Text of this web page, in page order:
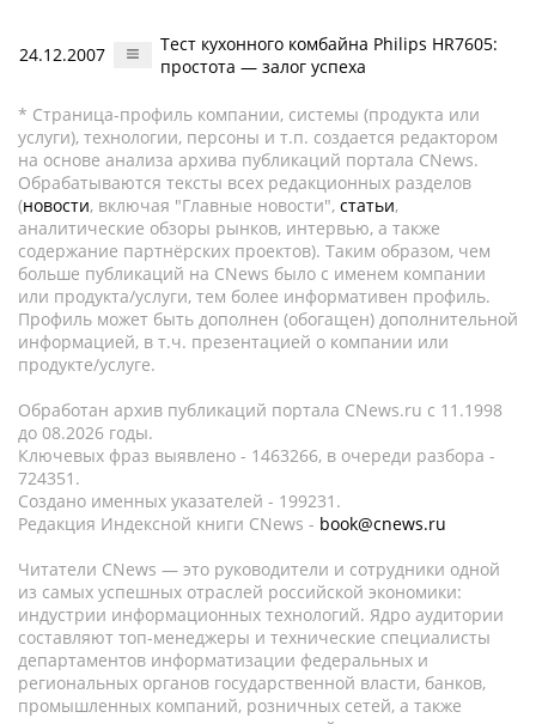
24.12.2007
Тест кухонного комбайна Philips HR7605:
простота — залог успеха
* Страница-профиль компании, системы (продукта или
услуги), технологии, персоны и т.п. создается редактором
на основе анализа архива публикаций портала CNews.
Обрабатываются тексты всех редакционных разделов
(новости, включая "Главные новости", статьи,
аналитические обзоры рынков, интервью, а также
содержание партнёрских проектов). Таким образом, чем
больше публикаций на CNews было с именем компании
или продукта/услуги, тем более информативен профиль.
Профиль может быть дополнен (обогащен) дополнительной
информацией, в т.ч. презентацией о компании или
продукте/услуге.
Обработан архив публикаций портала CNews.ru c 11.1998
до 08.2026 годы.
Ключевых фраз выявлено - 1463266, в очереди разбора -
724351.
Создано именных указателей - 199231.
Редакция Индексной книги CNews - book@cnews.ru
Читатели CNews — это руководители и сотрудники одной
из самых успешных отраслей российской экономики:
индустрии информационных технологий. Ядро аудитории
составляют топ-менеджеры и технические специалисты
департаментов информатизации федеральных и
региональных органов государственной власти, банков,
промышленных компаний, розничных сетей, а также